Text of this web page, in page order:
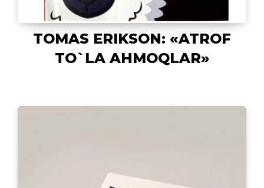
TOMAS ERIKSON: «ATROF
TO`LA AHMOQLAR»